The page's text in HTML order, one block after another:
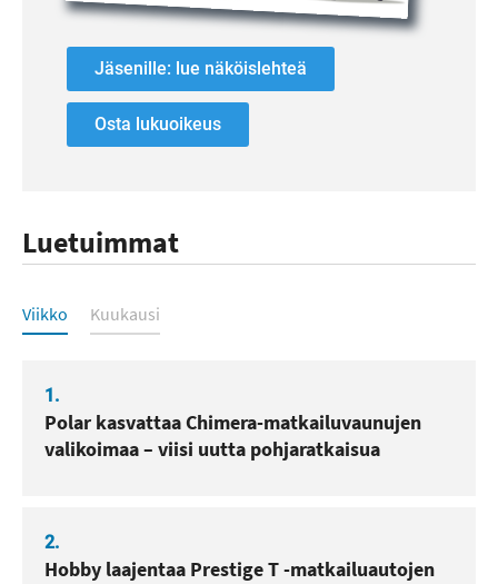
Jäsenille: lue näköislehteä
Osta lukuoikeus
Luetuimmat
Luetuimmat
Viikko Kuukausi
1.
Polar kasvattaa Chimera-matkailuvaunujen
valikoimaa – viisi uutta pohjaratkaisua
2.
Hobby laajentaa Prestige T -matkailuautojen